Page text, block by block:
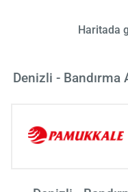
Haritada
Denizli - Bandırma